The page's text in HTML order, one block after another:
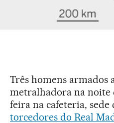
Três homens armados
metralhadora na noite
feira na cafeteria, sede
torcedores do Real